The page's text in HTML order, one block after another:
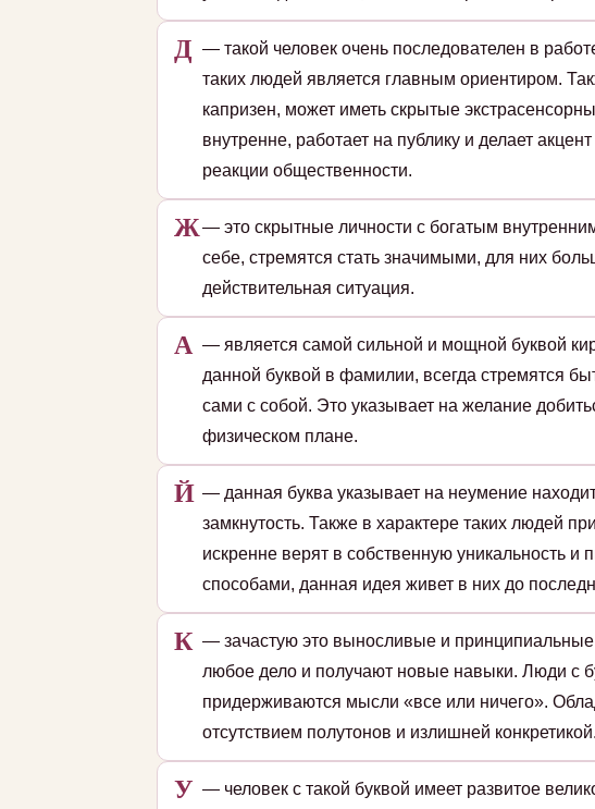
Д — такой человек очень последователен в
таких людей является главным ориентиром.
капризен, может иметь скрытые
внутренне, работает на публику и делает
реакции общественности.
Ж— это скрытные личности с богатым
себе, стремятся стать значимыми, для них
действительная ситуация.
А — является самой сильной и мощной буквой
данной буквой в фамилии, всегда стремятся
сами с собой. Это указывает на желание
физическом плане.
Й — данная буква указывает на неумение
замкнутость. Также в характере таких людей
искренне верят в собственную уникальность
способами, данная идея живет в них до
К — зачастую это выносливые и принципиальные
любое дело и получают новые навыки. Люди с
придерживаются мысли «все или ничего».
отсутствием полутонов и излишней конкретикой.
У — человек с такой буквой имеет развитое